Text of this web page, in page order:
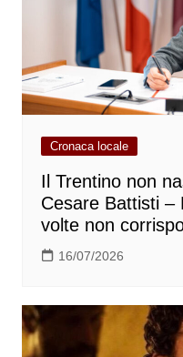
Cronaca locale
Il Trentino non
Cesare Battisti –
volte non
16/07/2026